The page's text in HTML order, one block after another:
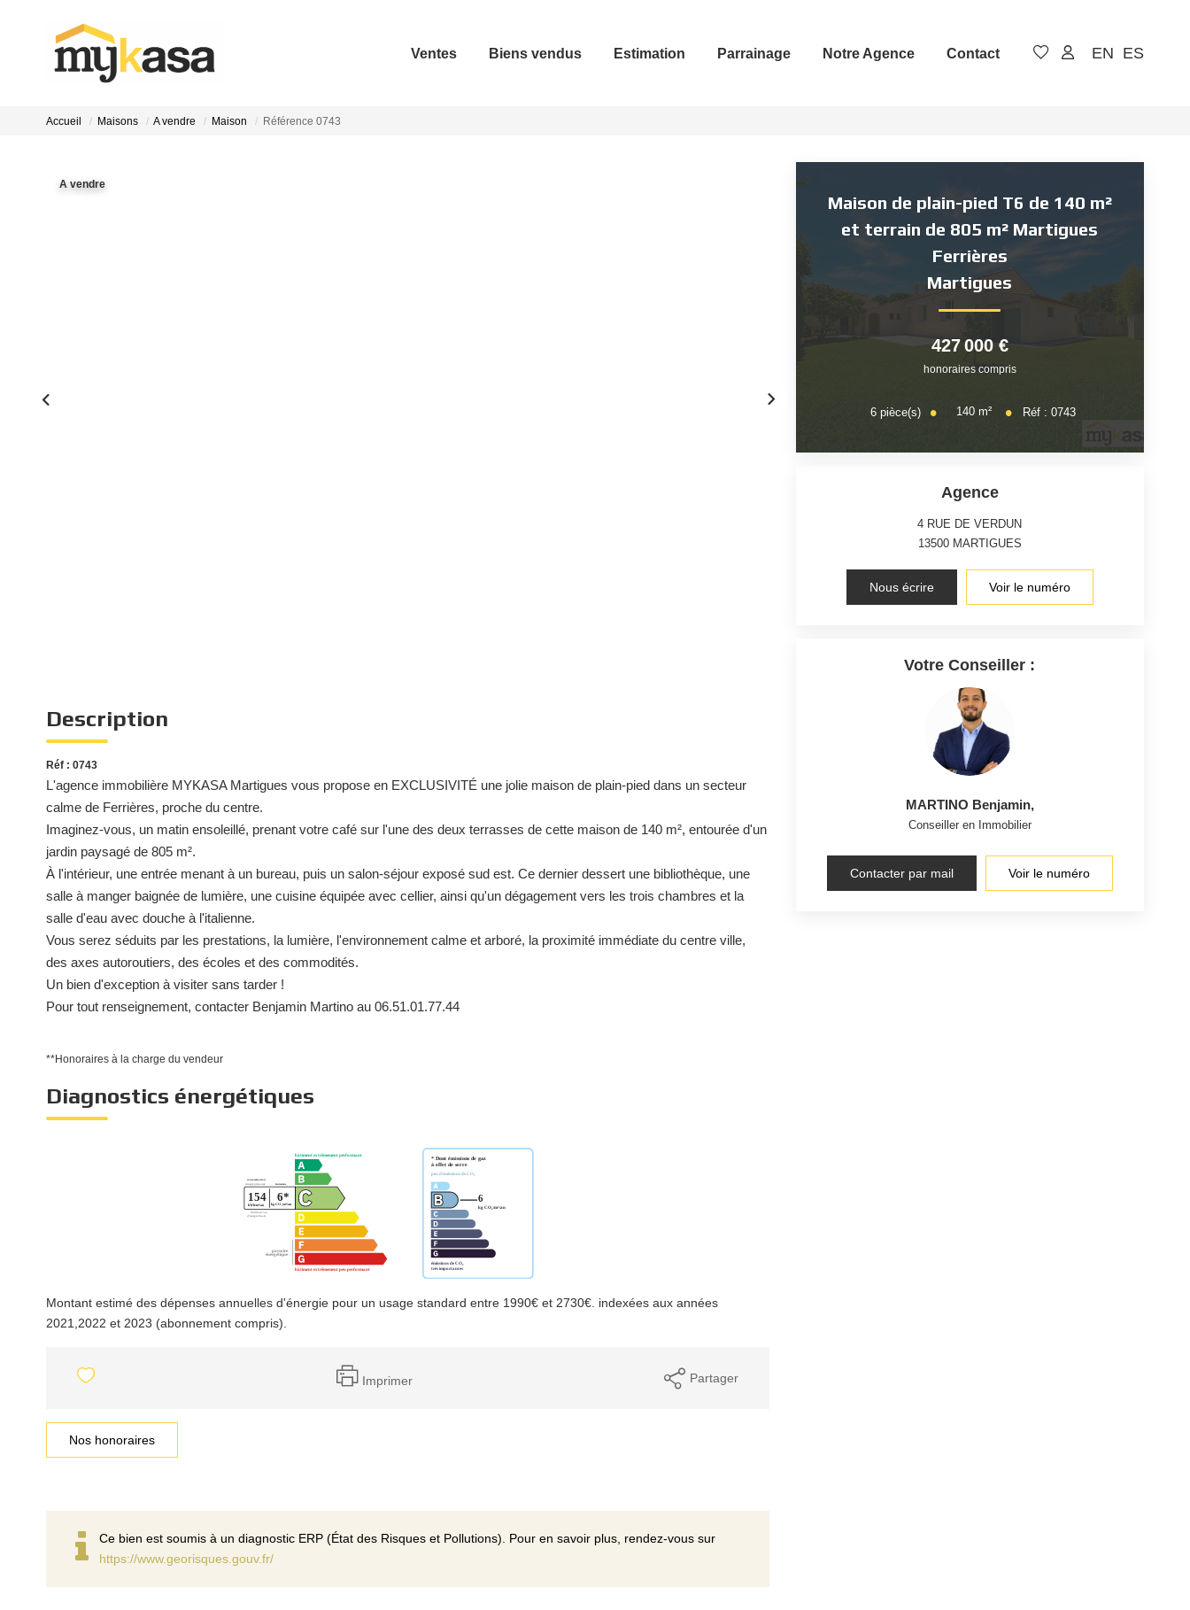
Ventes Biens vendus Estimation Parrainage Notre Agence Contact EN ES
Accueil Maisons A vendre Maison Référence 0743
A vendre
Description
Réf : 0743
L'agence immobilière MYKASA Martigues vous propose en EXCLUSIVITÉ une jolie maison de plain-pied dans un secteur
calme de Ferrières, proche du centre.
Imaginez-vous, un matin ensoleillé, prenant votre café sur l'une des deux terrasses de cette maison de 140 m², entourée d'un
jardin paysagé de 805 m².
À l'intérieur, une entrée menant à un bureau, puis un salon-séjour exposé sud est. Ce dernier dessert une bibliothèque, une
salle à manger baignée de lumière, une cuisine équipée avec cellier, ainsi qu'un dégagement vers les trois chambres et la
salle d'eau avec douche à l'italienne.
Vous serez séduits par les prestations, la lumière, l'environnement calme et arboré, la proximité immédiate du centre ville,
des axes autoroutiers, des écoles et des commodités.
Un bien d'exception à visiter sans tarder !
Pour tout renseignement, contacter Benjamin Martino au 06.51.01.77.44
**Honoraires à la charge du vendeur
Diagnostics énergétiques
Montant estimé des dépenses annuelles d'énergie pour un usage standard entre 1990€ et 2730€. indexées aux années
2021,2022 et 2023 (abonnement compris).
Imprimer Partager
Nos honoraires
Ce bien est soumis à un diagnostic ERP (État des Risques et Pollutions). Pour en savoir plus, rendez-vous sur
https://www.georisques.gouv.fr/
Maison de plain-pied T6 de 140 m²
et terrain de 805 m² Martigues
Ferrières
Martigues
427 000 €
honoraires compris
6pièce(s) 140 m² Réf :0743
Agence
4 RUE DE VERDUN
13500 MARTIGUES
Nous écrire Voir le numéro
Votre Conseiller :
MARTINO Benjamin,
Conseiller en Immobilier
Contacter par mail Voir le numéro